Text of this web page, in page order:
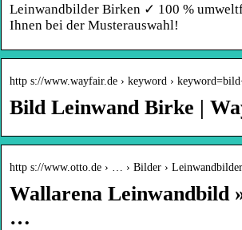
Leinwandbilder Birken ✓ 100 %
Ihnen bei der Musterauswahl!
http s://www.wayfair.de › keyword ›
Bild Leinwand Birke |
http s://www.otto.de › … › Bilder › Leinwandbilder
Wallarena Leinwandbild
…